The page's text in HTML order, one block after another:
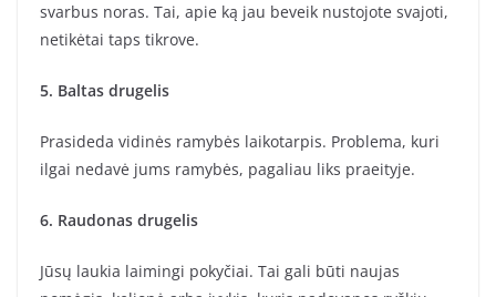
svarbus noras. Tai, apie ką jau beveik nustojote svajoti,
netikėtai taps tikrove.
5. Baltas drugelis
Prasideda vidinės ramybės laikotarpis. Problema, kuri
ilgai nedavė jums ramybės, pagaliau liks praeityje.
6. Raudonas drugelis
Jūsų laukia laimingi pokyčiai. Tai gali būti naujas